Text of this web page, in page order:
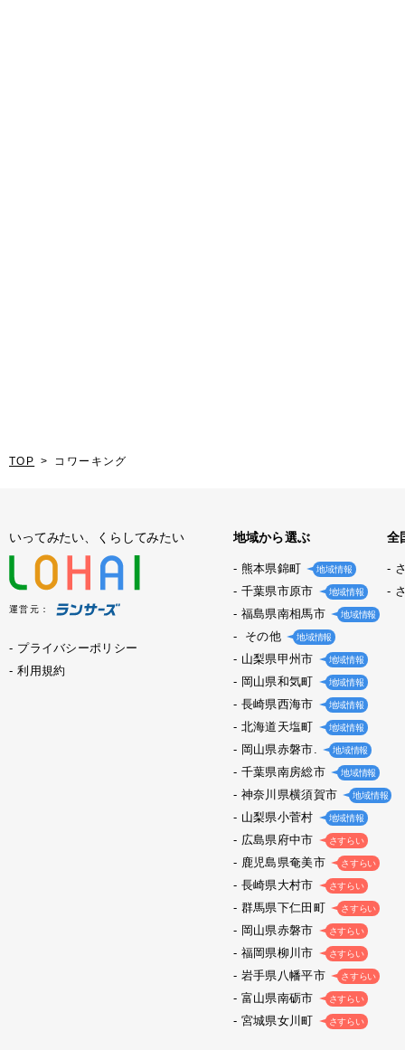
TOP コワーキング
いってみたい、くらしてみたい
運営元：
プライバシーポリシー
利用規約
地域から選ぶ
熊本県錦町 地域情報
千葉県市原市 地域情報
福島県南相馬市 地域情報
その他 地域情報
山梨県甲州市 地域情報
岡山県和気町 地域情報
長崎県西海市 地域情報
北海道天塩町 地域情報
岡山県赤磐市. 地域情報
千葉県南房総市 地域情報
神奈川県横須賀市 地域情報
山梨県小菅村 地域情報
広島県府中市 さすらい
鹿児島県奄美市 さすらい
長崎県大村市 さすらい
群馬県下仁田町 さすらい
岡山県赤磐市 さすらい
福岡県柳川市 さすらい
岩手県八幡平市 さすらい
富山県南砺市 さすらい
宮城県女川町 さすらい
全